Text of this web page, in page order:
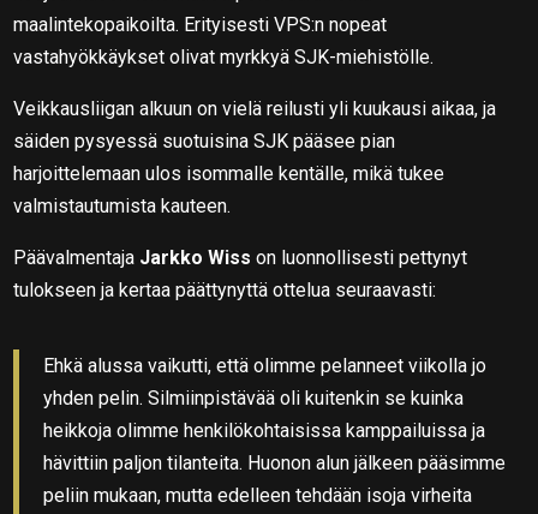
maalintekopaikoilta. Erityisesti VPS:n nopeat
vastahyökkäykset olivat myrkkyä SJK-miehistölle.
Veikkausliigan alkuun on vielä reilusti yli kuukausi aikaa, ja
säiden pysyessä suotuisina SJK pääsee pian
harjoittelemaan ulos isommalle kentälle, mikä tukee
valmistautumista kauteen.
Päävalmentaja Jarkko Wiss on luonnollisesti pettynyt
tulokseen ja kertaa päättynyttä ottelua seuraavasti:
Ehkä alussa vaikutti, että olimme pelanneet viikolla jo
yhden pelin. Silmiinpistävää oli kuitenkin se kuinka
heikkoja olimme henkilökohtaisissa kamppailuissa ja
hävittiin paljon tilanteita. Huonon alun jälkeen pääsimme
peliin mukaan, mutta edelleen tehdään isoja virheita